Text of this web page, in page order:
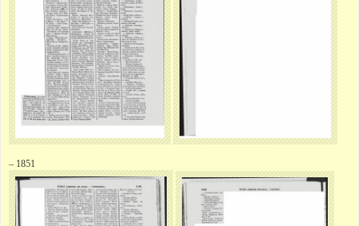
– 1851